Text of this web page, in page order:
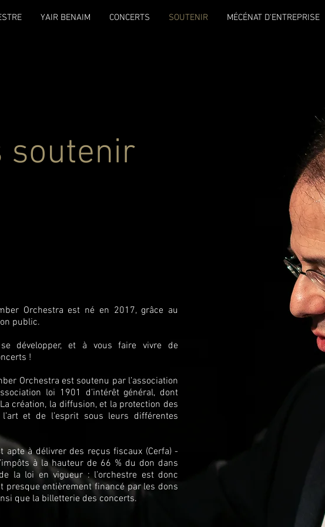
YAIR BENAIM CONCERTS SOUTENIR MÉCÉNAT D'ENTREPRISE
soutenir
Orchestra est né en 2017, grâce au
public.
développer, et à vous faire vivre de
!
Orchestra est soutenu par l’association
loi 1901 d’intérêt général, dont
création, la diffusion, et la protection des
et de l’esprit sous leurs différentes
apte à délivrer des reçus fiscaux (Cerfa) -
à la hauteur de 66 % du don dans
la loi en vigueur : l’orchestre est donc
presque entièrement financé par les dons
que la billetterie des concerts.